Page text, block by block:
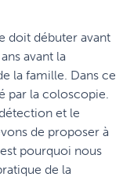
doit débuter avant
avant la
la famille. Dans ce
par la coloscopie.
et le
de proposer à
pourquoi nous
de la